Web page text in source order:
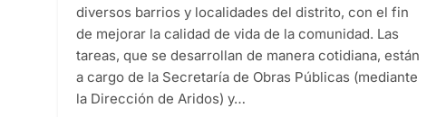
diversos barrios y localidades del distrito, con el fin
de mejorar la calidad de vida de la comunidad. Las
tareas, que se desarrollan de manera cotidiana, están
a cargo de la Secretaría de Obras Públicas (mediante
la Dirección de Aridos) y…